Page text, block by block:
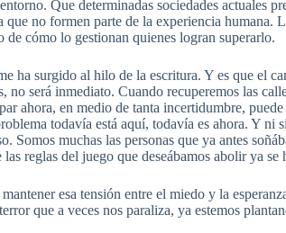
Que determinadas sociedades actuales
que no formen parte de la experiencia humana.
de cómo lo gestionan quienes logran superarlo.
ha surgido al hilo de la escritura. Y es que el
no será inmediato. Cuando recuperemos las
ahora, en medio de tanta incertidumbre,
todavía está aquí, todavía es ahora. Y ni
Somos muchas las personas que ya antes
las reglas del juego que deseábamos abolir ya
esa tensión entre el miedo y la
que a veces nos paraliza, ya estemos